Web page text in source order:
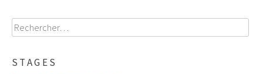
Rechercher :
STAGES